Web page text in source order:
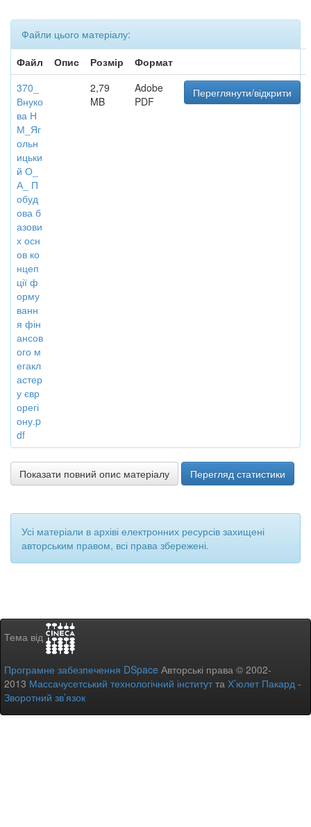
Файли цього матеріалу:
Файл
Опис Розмір
Формат
370_
Внуко
ва Н
М_Яг
ольн
ицьки
й О_
А_ П
обуд
ова б
азови
х осн
ов ко
нцеп
ції ф
орму
ванн
я фін
ансов
ого м
егакл
астер
у євр
орегі
ону.p
df
2,79
MB
Adobe
PDF
Переглянути/відкрити
Показати повний опис матеріалу Перегляд статистики
Усі матеріали в архіві електронних ресурсів захищені
авторським правом, всі права збережені.
Тема від
Програмне забезпечення DSpace Авторські права © 2002-
2013 Массачусетський технологічний інститутта Х’юлет Пакард -
Зворотний зв’язок